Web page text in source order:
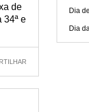
de
34ª e
Dia
Dia